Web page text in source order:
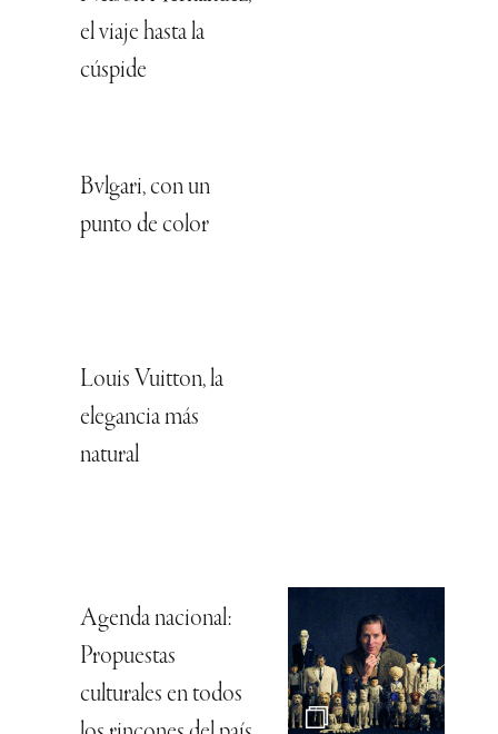
el viaje hasta la
cúspide
Bvlgari, con un
punto de color
Louis Vuitton, la
elegancia más
natural
Agenda nacional:
Propuestas
culturales en todos